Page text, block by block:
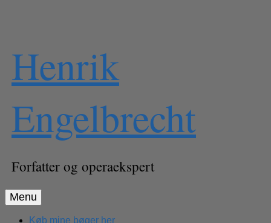
content
Henrik
Engelbrecht
Forfatter og operaekspert
Menu
Køb mine bøger her